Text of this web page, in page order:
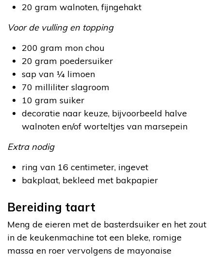
20 gram walnoten, fijngehakt
Voor de vulling en topping
200 gram mon chou
20 gram poedersuiker
sap van ¼ limoen
70 milliliter slagroom
10 gram suiker
decoratie naar keuze, bijvoorbeeld halve
walnoten en/of worteltjes van marsepein
Extra nodig
ring van 16 centimeter, ingevet
bakplaat, bekleed met bakpapier
Bereiding taart
Meng de eieren met de basterdsuiker en het zout
in de keukenmachine tot een bleke, romige
massa en roer vervolgens de mayonaise